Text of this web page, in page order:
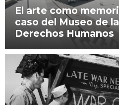
El arte como
caso del Museo de
Derechos Humanos